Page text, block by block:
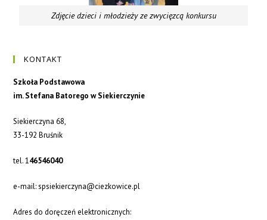
Zdjęcie dzieci i młodzieży ze zwycięzcą konkursu
KONTAKT
Szkoła Podstawowa
im. Stefana Batorego w Siekierczynie
Siekierczyna 68,
33-192 Bruśnik
tel. 146546040
e-mail: spsiekierczyna@ciezkowice.pl
Adres do doręczeń elektronicznych: